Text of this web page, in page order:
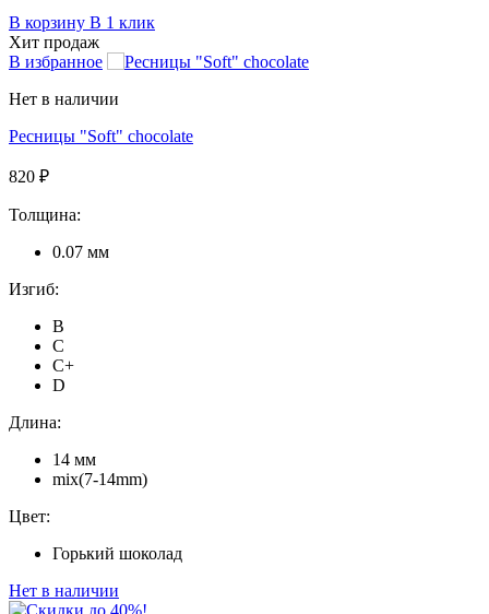
В корзину В 1 клик
Хит продаж
В избранное
Нет в наличии
Ресницы "Soft" chocolate
820 ₽
Толщина:
0.07 мм
Изгиб:
B
C
C+
D
Длина:
14 мм
mix(7-14mm)
Цвет:
Горький шоколад
Нет в наличии